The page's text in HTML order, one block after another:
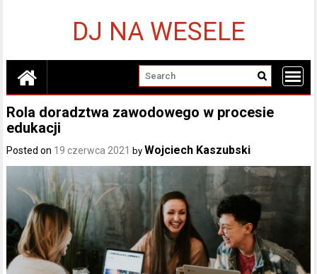
DJ NA WESELE
Rola doradztwa zawodowego w procesie
edukacji
Posted on 19 czerwca 2021 by Wojciech Kaszubski